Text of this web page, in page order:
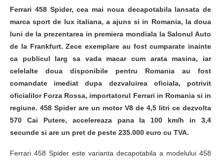
Ferrari 458 Spider, cea mai noua decapotabila lansata de
marca sport de lux italiana, a ajuns si in Romania, la doua
luni de la prezentarea in premiera mondiala la Salonul Auto
de la Frankfurt. Zece exemplare au fost cumparate inainte
ca publicul larg sa vada macar cum arata masina, iar
celelalte doua disponibile pentru Romania au fost
comandate imediat dupa dezvaluirea oficiala, potrivit
oficialilor Forza Rossa, importatorul Ferrari in Romania si in
regiune. 458 Spider are un motor V8 de 4,5 litri ce dezvolta
570 Cai Putere, accelereaza pana la 100 km/h in 3,4
secunde si are un pret de peste 235.000 euro cu TVA.
Ferrari 458 Spider este varianta decapotabila a modelului 458